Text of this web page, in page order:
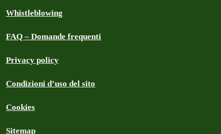
Whistleblowing
FAQ – Domande frequenti
Privacy policy
Condizioni d’uso del sito
Cookies
Sitemap